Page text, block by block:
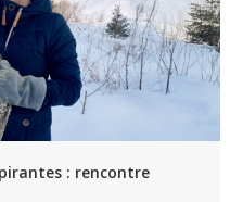
: rencontre